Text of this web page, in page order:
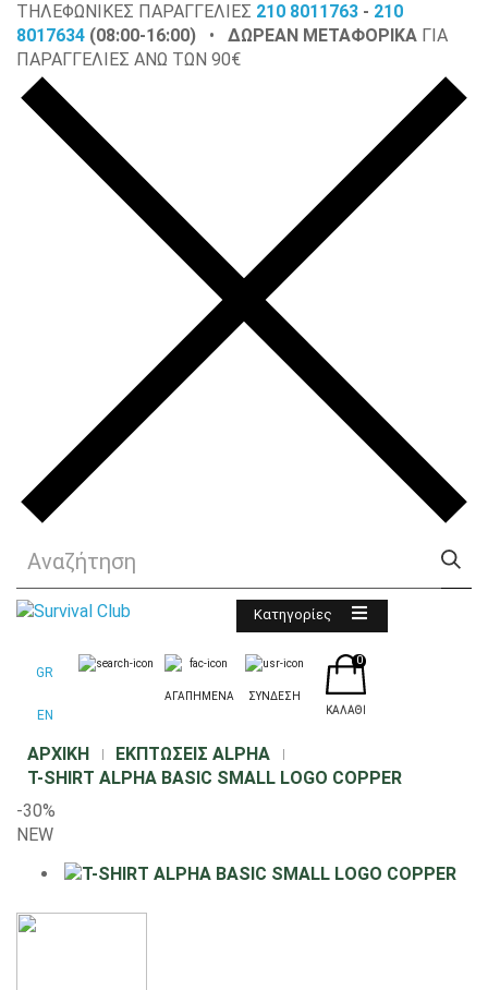
ΤΗΛΕΦΩΝΙΚΕΣ ΠΑΡΑΓΓΕΛΙΕΣ 210 8011763 - 210
8017634 (08:00-16:00) • ΔΩΡΕΑΝ ΜΕΤΑΦΟΡΙΚΑ ΓΙΑ
ΠΑΡΑΓΓΕΛΙΕΣ ΑΝΩ ΤΩΝ 90€
Κατηγορίες
GR
EN
ΑΓΑΠΗΜΕΝΑ
ΣΥΝΔΕΣΗ
ΚΑΛΆΘΙ
0
ΑΡΧΙΚΉ
ΕΚΠΤΩΣΕΙΣ ALPHA
T-SHIRT ALPHA BASIC SMALL LOGO COPPER
-30%
NEW